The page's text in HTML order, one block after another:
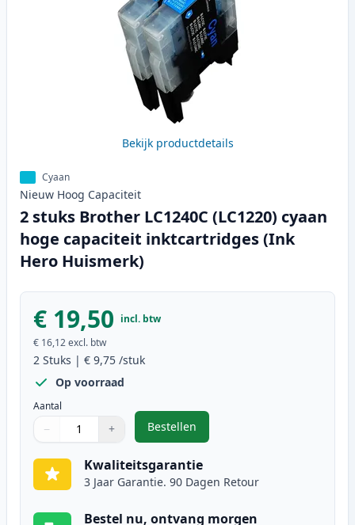
Bekijk productdetails
Cyaan
Nieuw Hoog Capaciteit
2 stuks Brother LC1240C (LC1220) cyaan
hoge capaciteit inktcartridges (Ink
Hero Huismerk)
€ 19,50 incl. btw
€ 16,12excl. btw
2 Stuks | € 9,75 /stuk
Op voorraad
Aantal
Gebruik de knoppen om aan te passen
− +
1
Bestellen
,2 stuks Brother LC1240C
Kwaliteitsgarantie
3 Jaar Garantie. 90 Dagen Retour
Bestel nu, ontvang morgen